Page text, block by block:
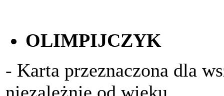
OLIMPIJCZYK
- Karta przeznaczona dla